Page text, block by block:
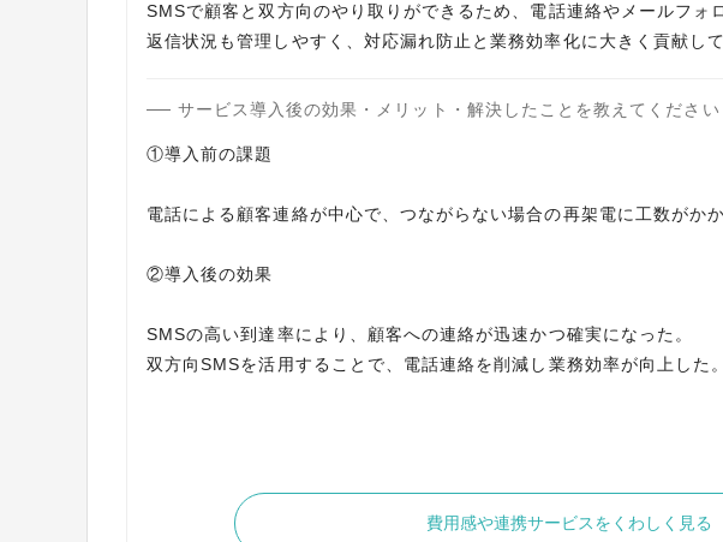
SMSで顧客と双方向のやり取りができるため、電話連絡やメールフォ
返信状況も管理しやすく、対応漏れ防止と業務効率化に大きく貢献して
サービス導入後の効果・メリット・解決したことを教えてください
①導入前の課題
電話による顧客連絡が中心で、つながらない場合の再架電に工数がかか
②導入後の効果
SMSの高い到達率により、顧客への連絡が迅速かつ確実になった。
双方向SMSを活用することで、電話連絡を削減し業務効率が向上した。
費用感や連携サービスをくわしく見る